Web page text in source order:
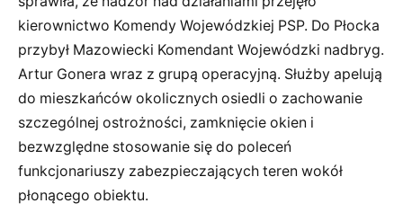
kierownictwo Komendy Wojewódzkiej PSP. Do Płocka
przybył Mazowiecki Komendant Wojewódzki nadbryg.
Artur Gonera wraz z grupą operacyjną. Służby apelują
do mieszkańców okolicznych osiedli o zachowanie
szczególnej ostrożności, zamknięcie okien i
bezwzględne stosowanie się do poleceń
funkcjonariuszy zabezpieczających teren wokół
płonącego obiektu.